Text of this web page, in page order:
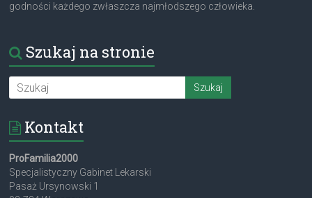
godności każdego zwłaszcza najmłodszego człowieka.
Szukaj na stronie
Kontakt
ProFamilia2000
Specjalistyczny Gabinet Lekarski
Pasaż Ursynowski 1